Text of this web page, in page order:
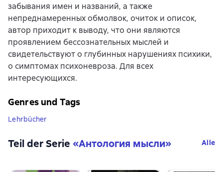
забывания имен и названий, а также
непреднамеренных обмолвок, очиток и описок,
автор приходит к выводу, что они являются
проявлением бессознательных мыслей и
свидетельствуют о глубинных нарушениях психики,
о симптомах психоневроза. Для всех
интересующихся.
Genres und Tags
Lehrbücher
Teil der Serie «Антология мысли» Alle